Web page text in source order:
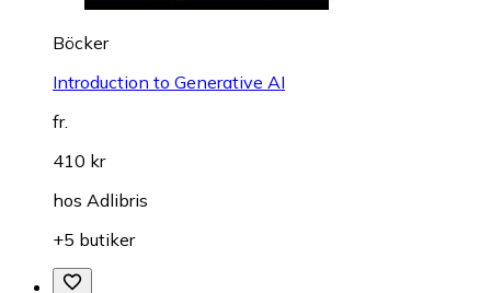
Böcker
Introduction to Generative AI
fr.
410 kr
hos Adlibris
+5 butiker